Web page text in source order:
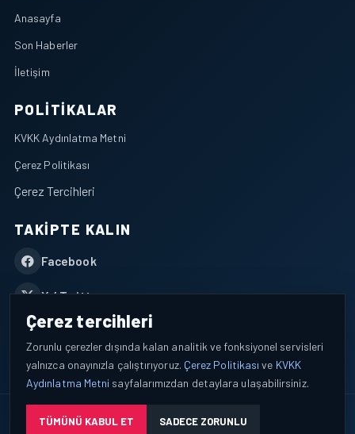
Anasayfa
Son Haberler
İletişim
POLITIKALAR
KVKK Aydınlatma Metni
Çerez Politikası
Çerez Tercihleri
TAKIPTE KALIN
Facebook
X / Twitter
YouTube
WhatsApp
© 2026 AEROPORTIST I Havacılık Veri ve Analiz Platformu. Tüm
Çerez tercihleri
Zorunlu çerezler dışında kalan analitik ve fonksiyonel servisleri
yalnızca onayınızla çalıştırıyoruz. Çerez Politikası ve KVKK
Aydınlatma Metni sayfalarımızdan detaylara ulaşabilirsiniz.
TÜMÜNÜ KABUL ET SADECE ZORUNLU